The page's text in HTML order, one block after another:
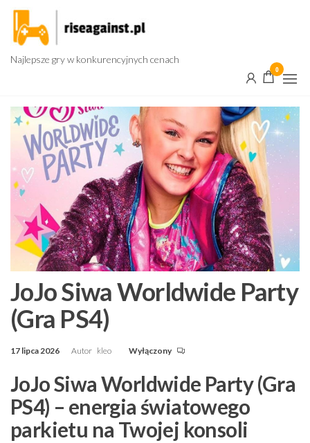
Przejdź
treści
Najlepsze gry w konkurencyjnych cenach
0
JoJo Siwa Worldwide Party
(Gra PS4)
17 lipca 2026 Autor kleo Wyłączony
JoJo Siwa Worldwide Party (Gra
PS4) – energia światowego
parkietu na Twojej konsoli